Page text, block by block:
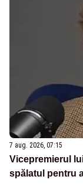
7 aug. 2026, 07:15
Vicepremierul
spălatul pentru